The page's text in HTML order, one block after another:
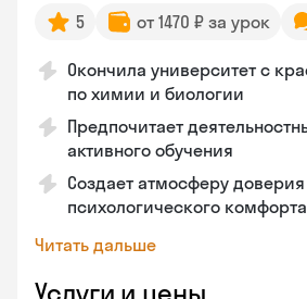
5 от 1470 ₽ за урок
Окончила университет с
по химии и биологии
Предпочитает
активного обучения
Создает атмосферу
психологического
Читать дальше
Услуги и цены